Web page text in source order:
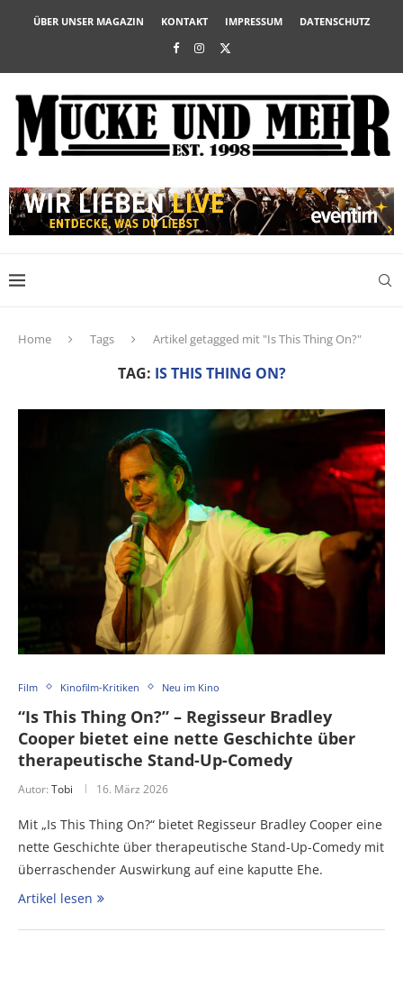
ÜBER UNSER MAGAZIN KONTAKT IMPRESSUM DATENSCHUTZ
Home Tags Artikel getagged mit "Is This Thing On?"
TAG: IS THIS THING ON?
Film Kinofilm-Kritiken Neu im Kino
“Is This Thing On?” – Regisseur Bradley
Cooper bietet eine nette Geschichte über
therapeutische Stand-Up-Comedy
Autor: Tobi 16. März 2026
Mit „Is This Thing On?“ bietet Regisseur Bradley Cooper eine
nette Geschichte über therapeutische Stand-Up-Comedy mit
überraschender Auswirkung auf eine kaputte Ehe.
Artikel lesen